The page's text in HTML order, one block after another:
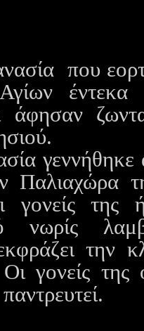
που
έντεκα
άφησαν
γεννήθηκε
Παλιαχώρα
της
νωρίς
την
γονείς